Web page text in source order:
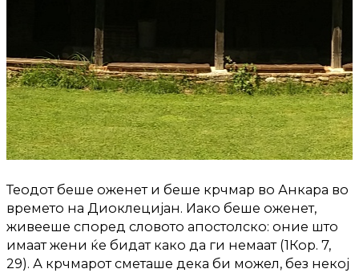
Теодот беше оженет и беше крчмар во Анкара во
времето на Диоклецијан. Иако беше оженет,
живееше според словото апостолско: оние што
имаат жени ќе бидат како да ги немаат (1Кор. 7,
29). А крчмарот сметаше дека би можел, без некој